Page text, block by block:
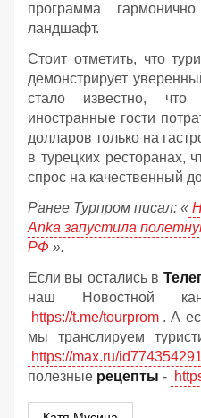
программа
ландшафт.
Стоит отметить, что
демонстрирует
стало известно,
иностранные гости
долларов только на
в турецких ресторанах,
спрос на качественный
Ранее Турпром писал: «
Anka запустила
РФ ».
Если вы остались в
наш Новостной
https://t.me/tourprom . А
мы транслируем
https://max.ru/
полезные рецепты -